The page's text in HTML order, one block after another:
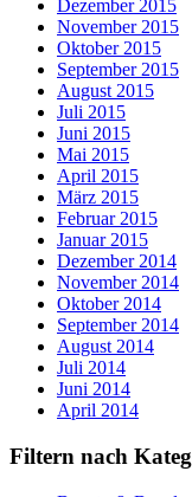
Dezember 2015
November 2015
Oktober 2015
September 2015
August 2015
Juli 2015
Juni 2015
Mai 2015
April 2015
März 2015
Februar 2015
Januar 2015
Dezember 2014
November 2014
Oktober 2014
September 2014
August 2014
Juli 2014
Juni 2014
April 2014
Filtern nach